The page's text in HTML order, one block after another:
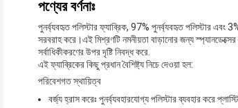
পণ্যের বর্ণনাঃ
পুনর্ব্যবহৃত পলিস্টার ফ্যাব্রিক, 97% পুনর্ব্যবহৃত পলিস্টার এবং
সরবরাহ করে।এই মিশ্রণটি নমনীয়তা বাড়ানোর জন্য
সর্বাধিকীকরণের উপর দৃষ্টি নিবদ্ধ করে.
এই ফ্যাব্রিকের কিছু প্রধান বৈশিষ্ট্য নিচে দেওয়া হল:
পরিবেশগত স্থায়িত্ব
বর্জ্য হ্রাস করেঃ পুনর্ব্যবহারযোগ্য পলিস্টার ব্যবহার করে